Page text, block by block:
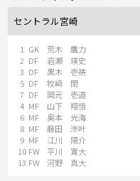
セントラル宮崎
1 GK
荒木 鷹力
2 DF
岩瀬 瑛史
3 DF
黒木 壱祷
5 DF
牧﨑 閏
7 DF
岡元 壱道
4 MF
山下 翔悟
6 MF
奥本 光海
8 MF
藤田 渉叶
9 MF
江川 陽介
10 FW
平川 寛大
13 FW 河野 真大